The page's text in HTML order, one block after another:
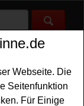
Webseite. Die
Seitenfunktion
Für Einige